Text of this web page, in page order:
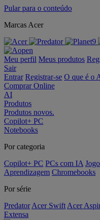
Pular para o conteúdo
Marcas Acer
Meu perfil Meus produtos
Sair
Entrar Registrar-se O que é o
Comprar Online
AI
Produtos
Produtos novos.
Copilot+ PC
Notebooks
Por categoria
Copilot+ PC PCs com IA
Aprendizagem Chromebooks
Por série
Predator Acer Swift Acer
Extensa